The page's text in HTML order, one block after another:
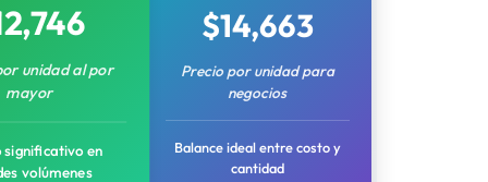
unidad al por
mayor
significativo en
volúmenes
$14,663
Precio por unidad para
negocios
Balance ideal entre costo y
cantidad